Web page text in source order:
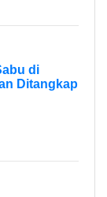
di
Ditangkap